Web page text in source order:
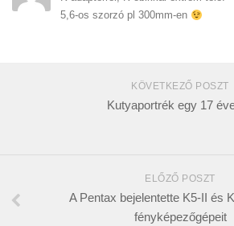
5,6-os szorzó pl 300mm-en
KÖVETKEZŐ POSZT
Kutyaportrék egy 17
ELŐZŐ POSZT
A Pentax bejelentette K5-II és
fényképezőgépeit